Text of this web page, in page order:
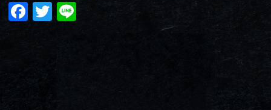
Facebook
TwitterLine